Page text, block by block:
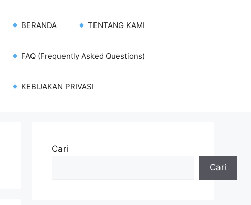
BERANDA TENTANG KAMI
FAQ (Frequently Asked Questions)
KEBIJAKAN PRIVASI
Cari
Cari